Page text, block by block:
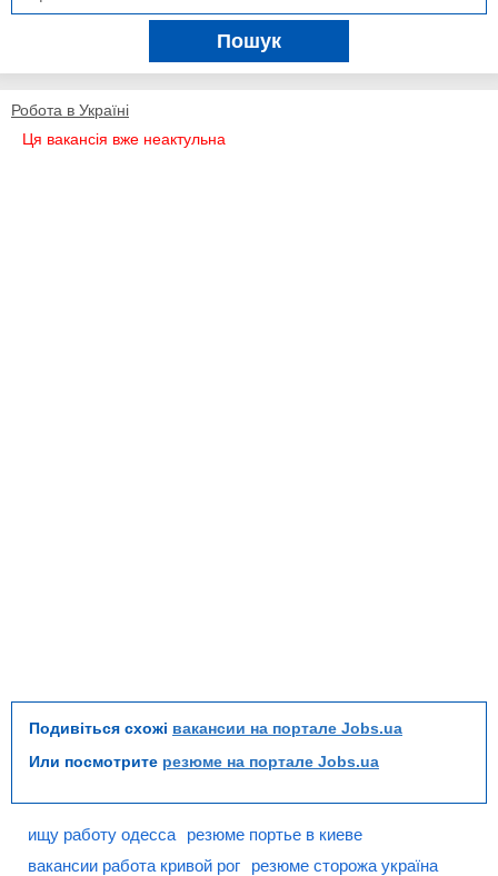
Пошук
Робота в Україні
Ця вакансія вже неактульна
Подивіться схожі вакансии на портале Jobs.ua
Или посмотрите резюме на портале Jobs.ua
ищу работу одесса
резюме портье в киеве
вакансии работа кривой рог
резюме сторожа україна